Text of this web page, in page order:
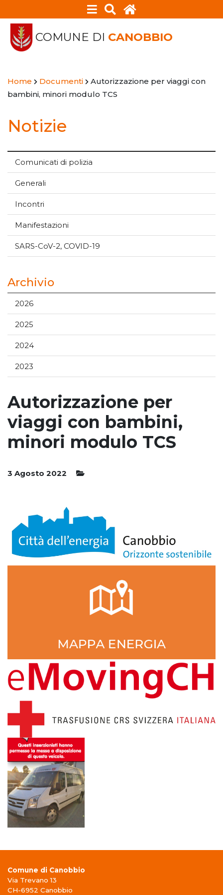
COMUNE DI CANOBBIO
Home Documenti
Autorizzazione per viaggi con
bambini, minori modulo TCS
Notizie
Comunicati di polizia
Generali
Incontri
Manifestazioni
SARS-CoV-2, COVID-19
Archivio
2026
2025
2024
2023
Autorizzazione per
viaggi con bambini,
minori modulo TCS
3 Agosto 2022
Comune di Canobbio
Via Trevano 13
CH-6952 Canobbio